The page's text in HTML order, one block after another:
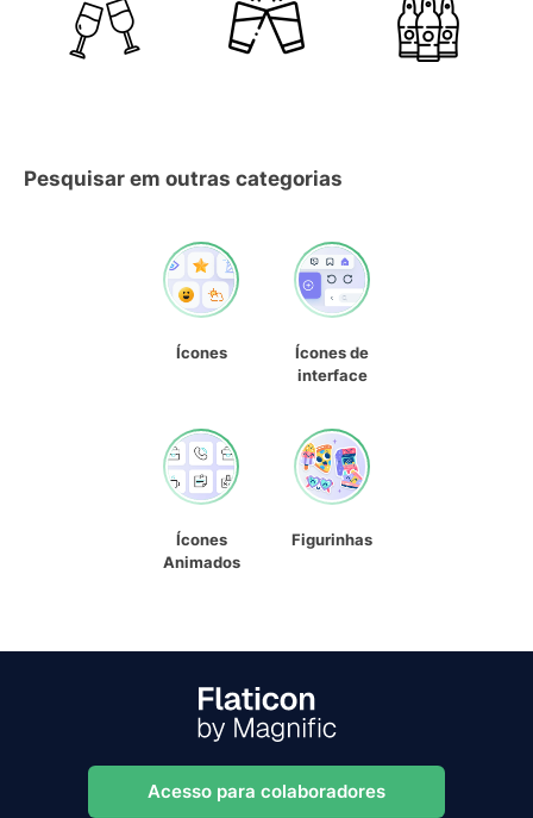
Pesquisar em outras categorias
Ícones
Ícones de
interface
Ícones
Animados
Figurinhas
Acesso para colaboradores